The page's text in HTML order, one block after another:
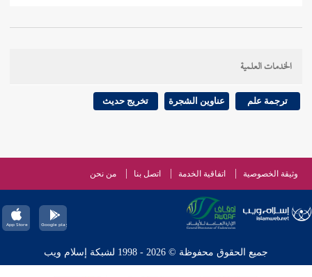
الخدمات العلمية
ترجمة علم عناوين الشجرة تخريج حديث
وثيقة الخصوصية اتفاقية الخدمة اتصل بنا من نحن
جميع الحقوق محفوظة © 2026 - 1998 لشبكة إسلام ويب